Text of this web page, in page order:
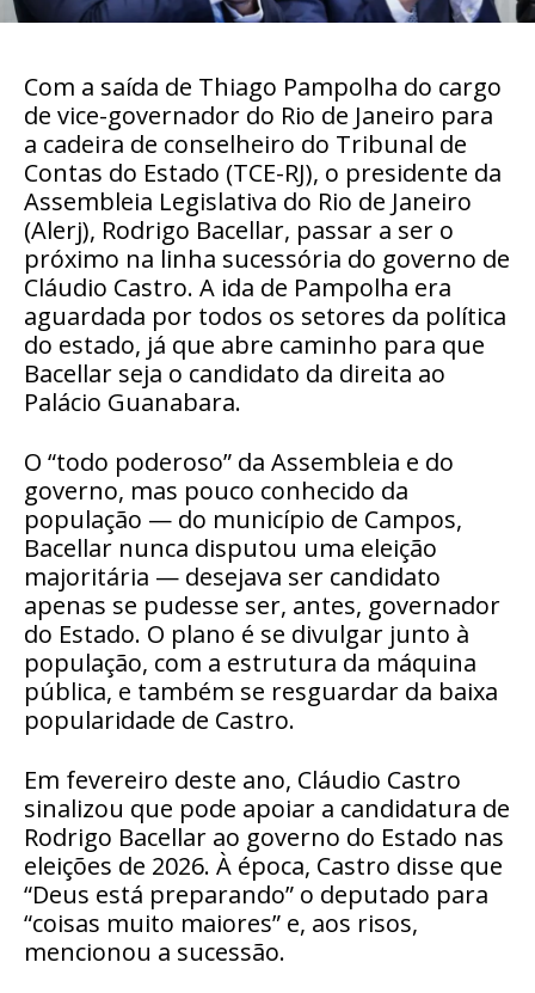
Com a saída de Thiago Pampolha do cargo
de vice-governador do Rio de Janeiro para
a cadeira de conselheiro do Tribunal de
Contas do Estado (TCE-RJ), o presidente da
Assembleia Legislativa do Rio de Janeiro
(Alerj), Rodrigo Bacellar, passar a ser o
próximo na linha sucessória do governo de
Cláudio Castro. A ida de Pampolha era
aguardada por todos os setores da política
do estado, já que abre caminho para que
Bacellar seja o candidato da direita ao
Palácio Guanabara.
O “todo poderoso” da Assembleia e do
governo, mas pouco conhecido da
população — do município de Campos,
Bacellar nunca disputou uma eleição
majoritária — desejava ser candidato
apenas se pudesse ser, antes, governador
do Estado. O plano é se divulgar junto à
população, com a estrutura da máquina
pública, e também se resguardar da baixa
popularidade de Castro.
Em fevereiro deste ano, Cláudio Castro
sinalizou que pode apoiar a candidatura de
Rodrigo Bacellar ao governo do Estado nas
eleições de 2026. À época, Castro disse que
“Deus está preparando” o deputado para
“coisas muito maiores” e, aos risos,
mencionou a sucessão.